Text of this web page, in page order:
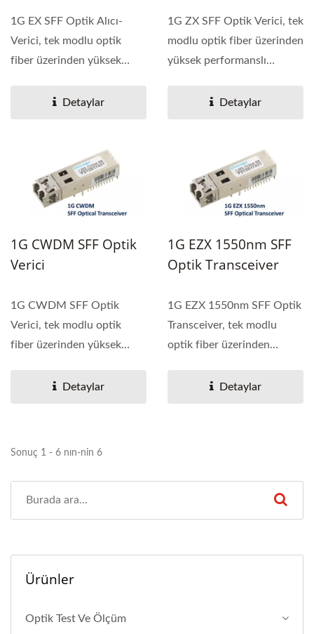
1G EX SFF Optik Alıcı-
Verici, tek modlu optik
fiber üzerinden yüksek
Detaylar
1G ZX SFF Optik Verici, tek
modlu optik fiber üzerinden
yüksek performanslı
Detaylar
1G CWDM SFF Optik
Verici
1G CWDM SFF Optik
Verici, tek modlu optik
fiber üzerinden yüksek
Detaylar
1G EZX 1550nm SFF
Optik Transceiver
1G EZX 1550nm SFF Optik
Transceiver, tek modlu
optik fiber üzerinden
Detaylar
Sonuç 1 - 6 nın-nin 6
Ürünler
Optik Test Ve Ölçüm